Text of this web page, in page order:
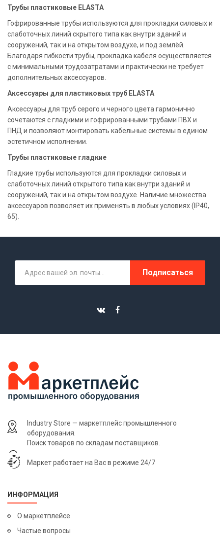
Трубы пластиковые ELASTA
Гофрированные трубы используются для прокладки силовых и
слаботочных линий скрытого типа как внутри зданий и
сооружений, так и на открытом воздухе, и под землёй.
Благодаря гибкости трубы, прокладка кабеля осуществляется
с минимальными трудозатратами и практически не требует
дополнительных аксессуаров.
Аксессуары для пластиковых труб ELASTA
Аксессуары для труб серого и черного цвета гармонично
сочетаются с гладкими и гофрированными трубами ПВХ и
ПНД и позволяют монтировать кабельные системы в едином
эстетичном исполнении.
Трубы пластиковые гладкие
Гладкие трубы используются для прокладки силовых и
слаботочных линий открытого типа как внутри зданий и
сооружений, так и на открытом воздухе. Наличие множества
аксессуаров позволяет их применять в любых условиях (IP40,
65).
Подписаться
Industry Store — маркетплейс промышленного
оборудования.
Поиск товаров по складам поставщиков.
Маркет работает на Вас в режиме 24/7
ИНФОРМАЦИЯ
О маркетплейсе
Частые вопросы